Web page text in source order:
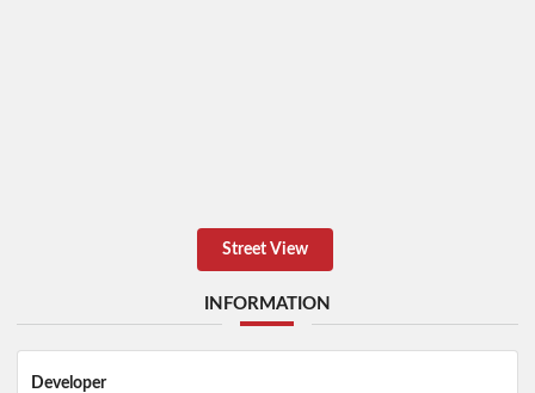
Street View
INFORMATION
Developer